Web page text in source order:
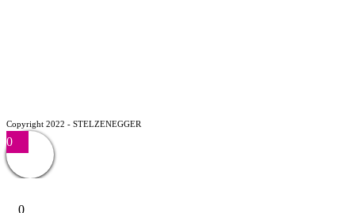
Copyright 2022 - STELZENEGGER
0
0